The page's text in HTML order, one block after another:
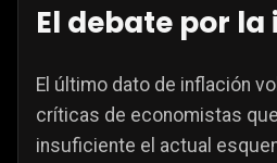
El debate por
El último dato de inflación
críticas de economistas
insuficiente el actual